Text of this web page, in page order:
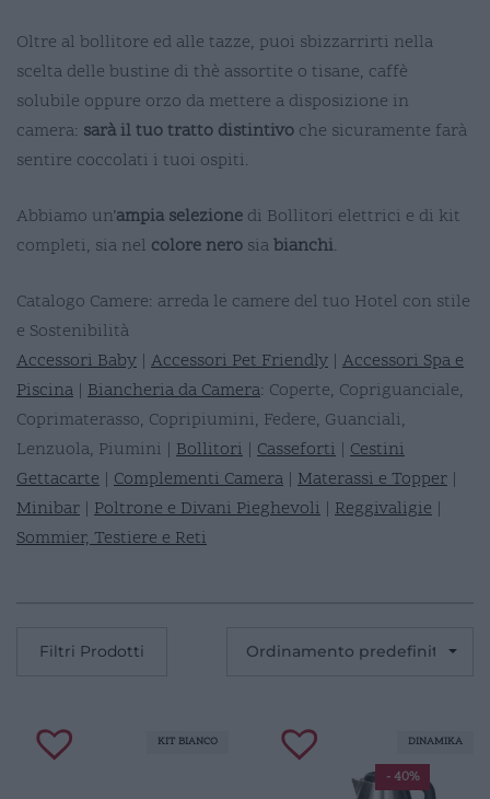
Oltre al bollitore ed alle tazze, puoi sbizzarrirti nella
scelta delle bustine di thè assortite o tisane, caffè
solubile oppure orzo da mettere a disposizione in
camera: sarà il tuo tratto distintivo che sicuramente farà
sentire coccolati i tuoi ospiti.
Abbiamo un’ampia selezione di Bollitori elettrici e di kit
completi, sia nel colore nero siabianchi.
Catalogo Camere: arreda le camere del tuo Hotel con stile
e Sostenibilità
Accessori Baby | Accessori Pet Friendly | Accessori Spa e
Piscina | Biancheria da Camera: Coperte, Copriguanciale,
Coprimaterasso, Copripiumini, Federe, Guanciali,
Lenzuola, Piumini | Bollitori | Casseforti | Cestini
Gettacarte | Complementi Camera | Materassi e Topper |
Minibar | Poltrone e Divani Pieghevoli | Reggivaligie |
Sommier, Testiere e Reti
Filtri Prodotti
KIT BIANCO
- 40%
DINAMIKA